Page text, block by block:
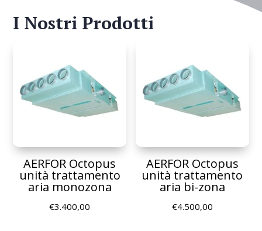
I Nostri Prodotti
AERFOR Octopus
unità trattamento
aria monozona
€3.400,00
AERFOR Octopus
unità trattamento
aria bi-zona
€4.500,00